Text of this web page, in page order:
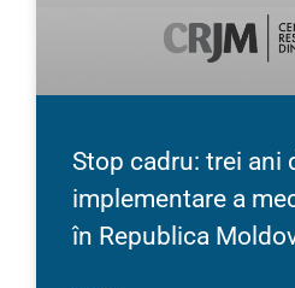
Stop cadru: trei ani
implementare a
în Republica